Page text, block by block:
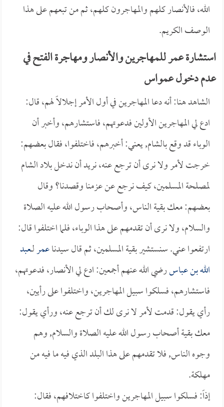
الله، فالأنصار كلهم والمهاجرون كلهم، ثم من تبعهم على هذا
الوصف الكريم.
استشارة عمر للمهاجرين والأنصار ومهاجرة الفتح في
عدم دخول عمواس
الشاهد هنا: أنه دعا المهاجرين في أول الأمر إجلالاً لهم، قال:
ادع لي المهاجرين الأولين فدعوتهم، فاستشارهم، وأخبر أن
الوباء قد وقع بالشام, يعني: أخبرهم، فاختلفوا، فقال بعضهم:
خرجت لأمر ولا نرى أن ترجع عنه، نريد أن ندخل بلاد الشام
لمصلحة المسلمين، كيف نرجع عن عزمنا وقصدنا؟ وقال
بعضهم: معك بقية الناس، وأصحاب رسول الله عليه الصلاة
والسلام، ولا نرى أن تقدمهم على هذا الوباء، فلما اختلفوا قال:
ارتفعوا عني. سنستشير بقية المسلمين، ثم قال سيدناعمرلــعبد
الله بن عباسرضي الله عنهم أجمعين: ادع لي الأنصار، فدعوتهم،
فاستشارهم، فسلكوا سبيل المهاجرين، واختلفوا على رأيين،
رأي يقول: قدمت لأمر لا نرى لك أن ترجع عنه، ورأي يقول:
معك بقية أصحاب رسول الله عليه الصلاة والسلام, وهم
وجوه الناس, فلا تقدمهم على هذا البلد الذي فيه ما فيه من
مهلكة.
إذاً: فسلكوا سبيل المهاجرين واختلفوا كاختلافهم، فقال: